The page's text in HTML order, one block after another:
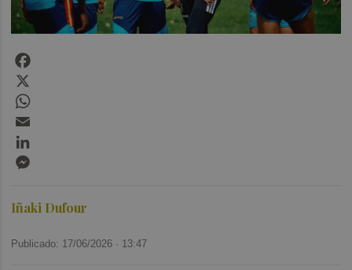
Iñaki Dufour
Publicado: 17/06/2026 · 13:47